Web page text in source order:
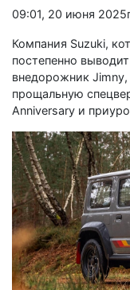
09:01, 20 июня
Компания Suzuki,
постепенно
внедорожник
прощальную
Anniversary и